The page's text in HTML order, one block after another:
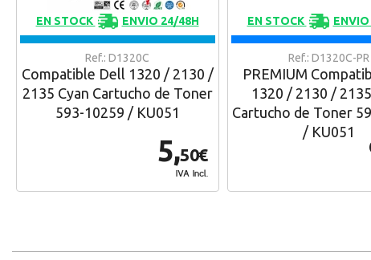
EN STOCK ENVIO 24/48H
Ref.: D1320C
Compatible Dell 1320 / 2130 /
2135 Cyan Cartucho de Toner
593-10259 / KU051
5,50€
IVA Incl.
EN STOCK
Ref.: D1320C-PR
PREMIUM
1320 / 2130 /
Cartucho de Toner
/ KU051